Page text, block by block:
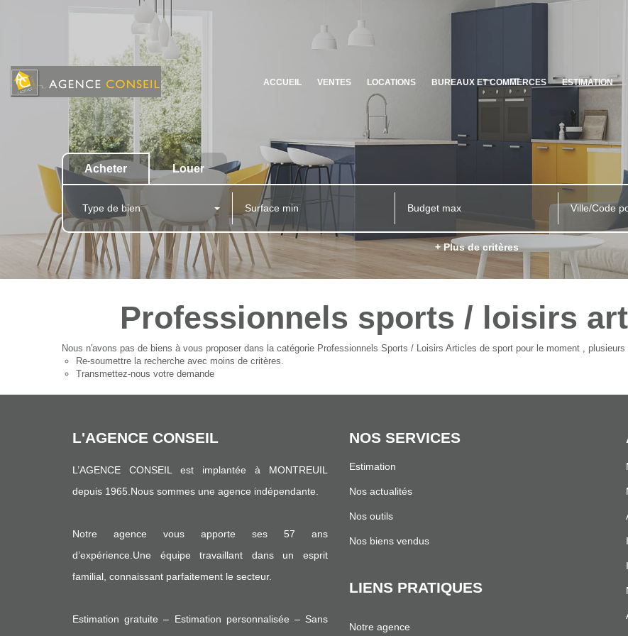
ACCUEIL VENTES LOCATIONS BUREAUX ET COMMERCES ESTIMATION
Acheter Louer
Type de bien Ville/Code
+ Plus de critères
Professionnels sports / loisirs
Nous n'avons pas de biens à vous proposer dans la catégorie Professionnels Sports / Loisirs Articles de sport pour le moment ,
Re-soumettre la recherche avec moins de critères.
Transmettez-nous votre demande
L'AGENCE CONSEIL
L’AGENCE CONSEIL est implantée à MONTREUIL
depuis 1965.Nous sommes une agence indépendante.
Notre agence vous apporte ses 57 ans
d’expérience.Une équipe travaillant dans un esprit
familial, connaissant parfaitement le secteur.
Estimation gratuite – Estimation personnalisée – Sans
NOS SERVICES
Estimation
Nos actualités
Nos outils
Nos biens vendus
LIENS PRATIQUES
Notre agence